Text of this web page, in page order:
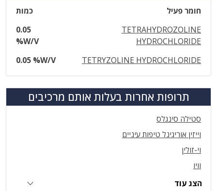
חומר פעיל
כמות
TETRAHYDROZOLINE
HYDROCHLORIDE
0.05
%W/V
TETRYZOLINE HYDROCHLORIDE
0.05 %W/V
תרופות אחרות בעלות אותם מרכיבים
סטילה סינגלס
וייזין אוריגינל טיפות עיניים
וי-זולין
וויו
הצג עוד